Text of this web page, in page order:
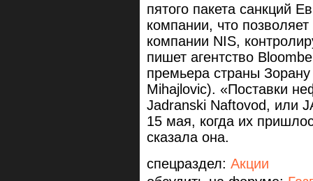
пятого пакета санкций
компании, что
компании NIS,
пишет агентство
премьера страны
Mihajlovic). «Поставки
Jadranski Naftovod, или
15 мая, когда их
сказала она.
спецраздел: Акции